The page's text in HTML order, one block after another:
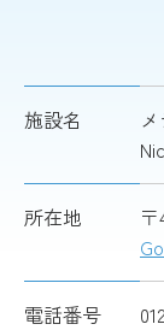
施設名
所在地
電話番号